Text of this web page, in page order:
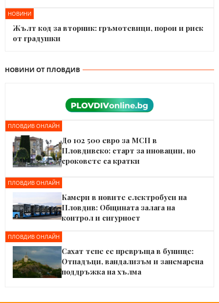
НОВИНИ
Жълт код за вторник: гръмотевици, порои и риск
от градушки
НОВИНИ ОТ ПЛОВДИВ
ПЛОВДИВ ОНЛАЙН
До 102 500 евро за МСП в
Пловдивско: старт за иновации, но
сроковете са кратки
ПЛОВДИВ ОНЛАЙН
Камери в новите електробуси на
Пловдив: Общината залага на
контрол и сигурност
ПЛОВДИВ ОНЛАЙН
Сахат тепе се превръща в бунище:
Отпадъци, вандализъм и занемарена
поддръжка на хълма